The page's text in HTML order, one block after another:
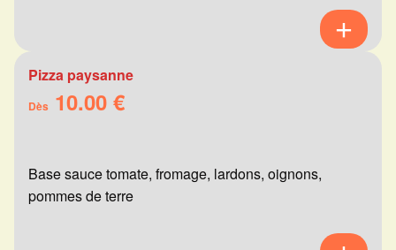
Pizza paysanne
Dès 10.00 €
Base sauce tomate, fromage, lardons, oignons,
pommes de terre